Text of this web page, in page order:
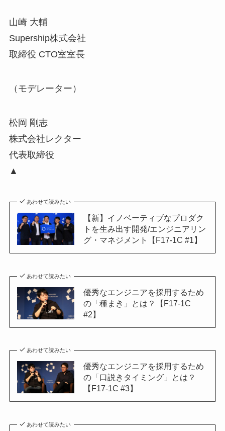
山崎 大輔
Supership株式会社
取締役 CTO室室長
（モデレーター）
松岡 剛志
株式会社レクター
代表取締役
▲
あわせて読みたい
【新】イノベーティブなプロダク
トを生み出す開発/エンジニアリン
グ・マネジメント【F17-1C #1】
あわせて読みたい
優秀なエンジニアを採用するため
の「種まき」とは？【F17-1C
#2】
あわせて読みたい
優秀なエンジニアを採用するため
の「口説きタイミング」とは？
【F17-1C #3】
あわせて読みたい